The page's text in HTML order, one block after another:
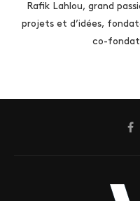
Rafik Lahlou, grand
projets et d’idées,
co-